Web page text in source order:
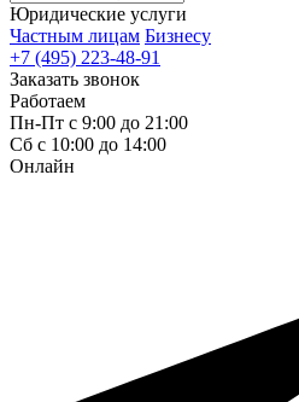
Юридические услуги
Частным лицам Бизнесу
+7 (495) 223-48-91
Заказать звонок
Работаем
Пн-Пт с 9:00 до 21:00
Сб с 10:00 до 14:00
Онлайн